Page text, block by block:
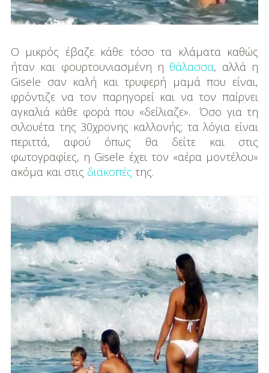
Ο μικρός έβαζε κάθε τόσο τα κλάματα καθώς
ήταν και φουρτουνιασμένη η θάλασσα, αλλά η
Gisele σαν καλή και τρυφερή μαμά που είναι,
φρόντιζε να τον παρηγορεί και να τον παίρνει
αγκαλιά κάθε φορά που «δείλιαζε». Όσο για τη
σιλουέτα της 30χρονης καλλονής; τα λόγια είναι
περιττά, αφού όπως θα δείτε και στις
φωτογραφίες, η Gisele έχει τον «αέρα μοντέλου»
ακόμα και στις διακοπές της.